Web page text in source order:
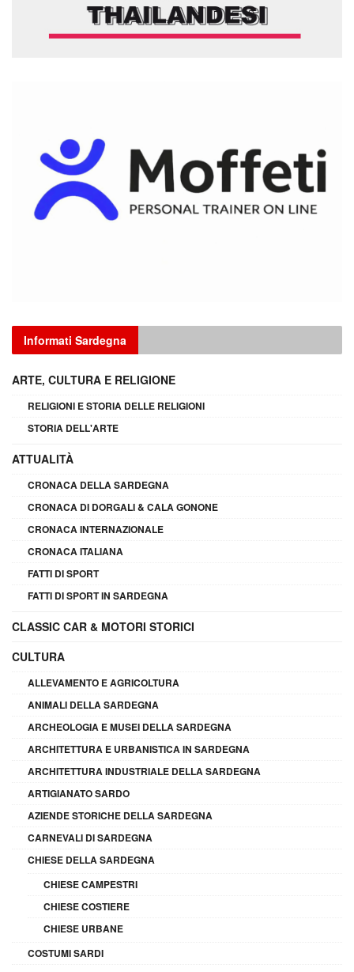
Informati Sardegna
ARTE, CULTURA E RELIGIONE
RELIGIONI E STORIA DELLE RELIGIONI
STORIA DELL'ARTE
ATTUALITÀ
CRONACA DELLA SARDEGNA
CRONACA DI DORGALI & CALA GONONE
CRONACA INTERNAZIONALE
CRONACA ITALIANA
FATTI DI SPORT
FATTI DI SPORT IN SARDEGNA
CLASSIC CAR & MOTORI STORICI
CULTURA
ALLEVAMENTO E AGRICOLTURA
ANIMALI DELLA SARDEGNA
ARCHEOLOGIA E MUSEI DELLA SARDEGNA
ARCHITETTURA E URBANISTICA IN SARDEGNA
ARCHITETTURA INDUSTRIALE DELLA SARDEGNA
ARTIGIANATO SARDO
AZIENDE STORICHE DELLA SARDEGNA
CARNEVALI DI SARDEGNA
CHIESE DELLA SARDEGNA
CHIESE CAMPESTRI
CHIESE COSTIERE
CHIESE URBANE
COSTUMI SARDI